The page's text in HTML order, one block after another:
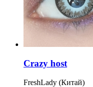
Crazy host
FreshLady (Китай)